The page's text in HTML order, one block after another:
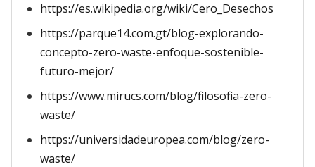
https://es.wikipedia.org/wiki/Cero_Desechos
https://parque14.com.gt/blog-explorando-
concepto-zero-waste-enfoque-sostenible-
futuro-mejor/
https://www.mirucs.com/blog/filosofia-zero-
waste/
https://universidadeuropea.com/blog/zero-
waste/